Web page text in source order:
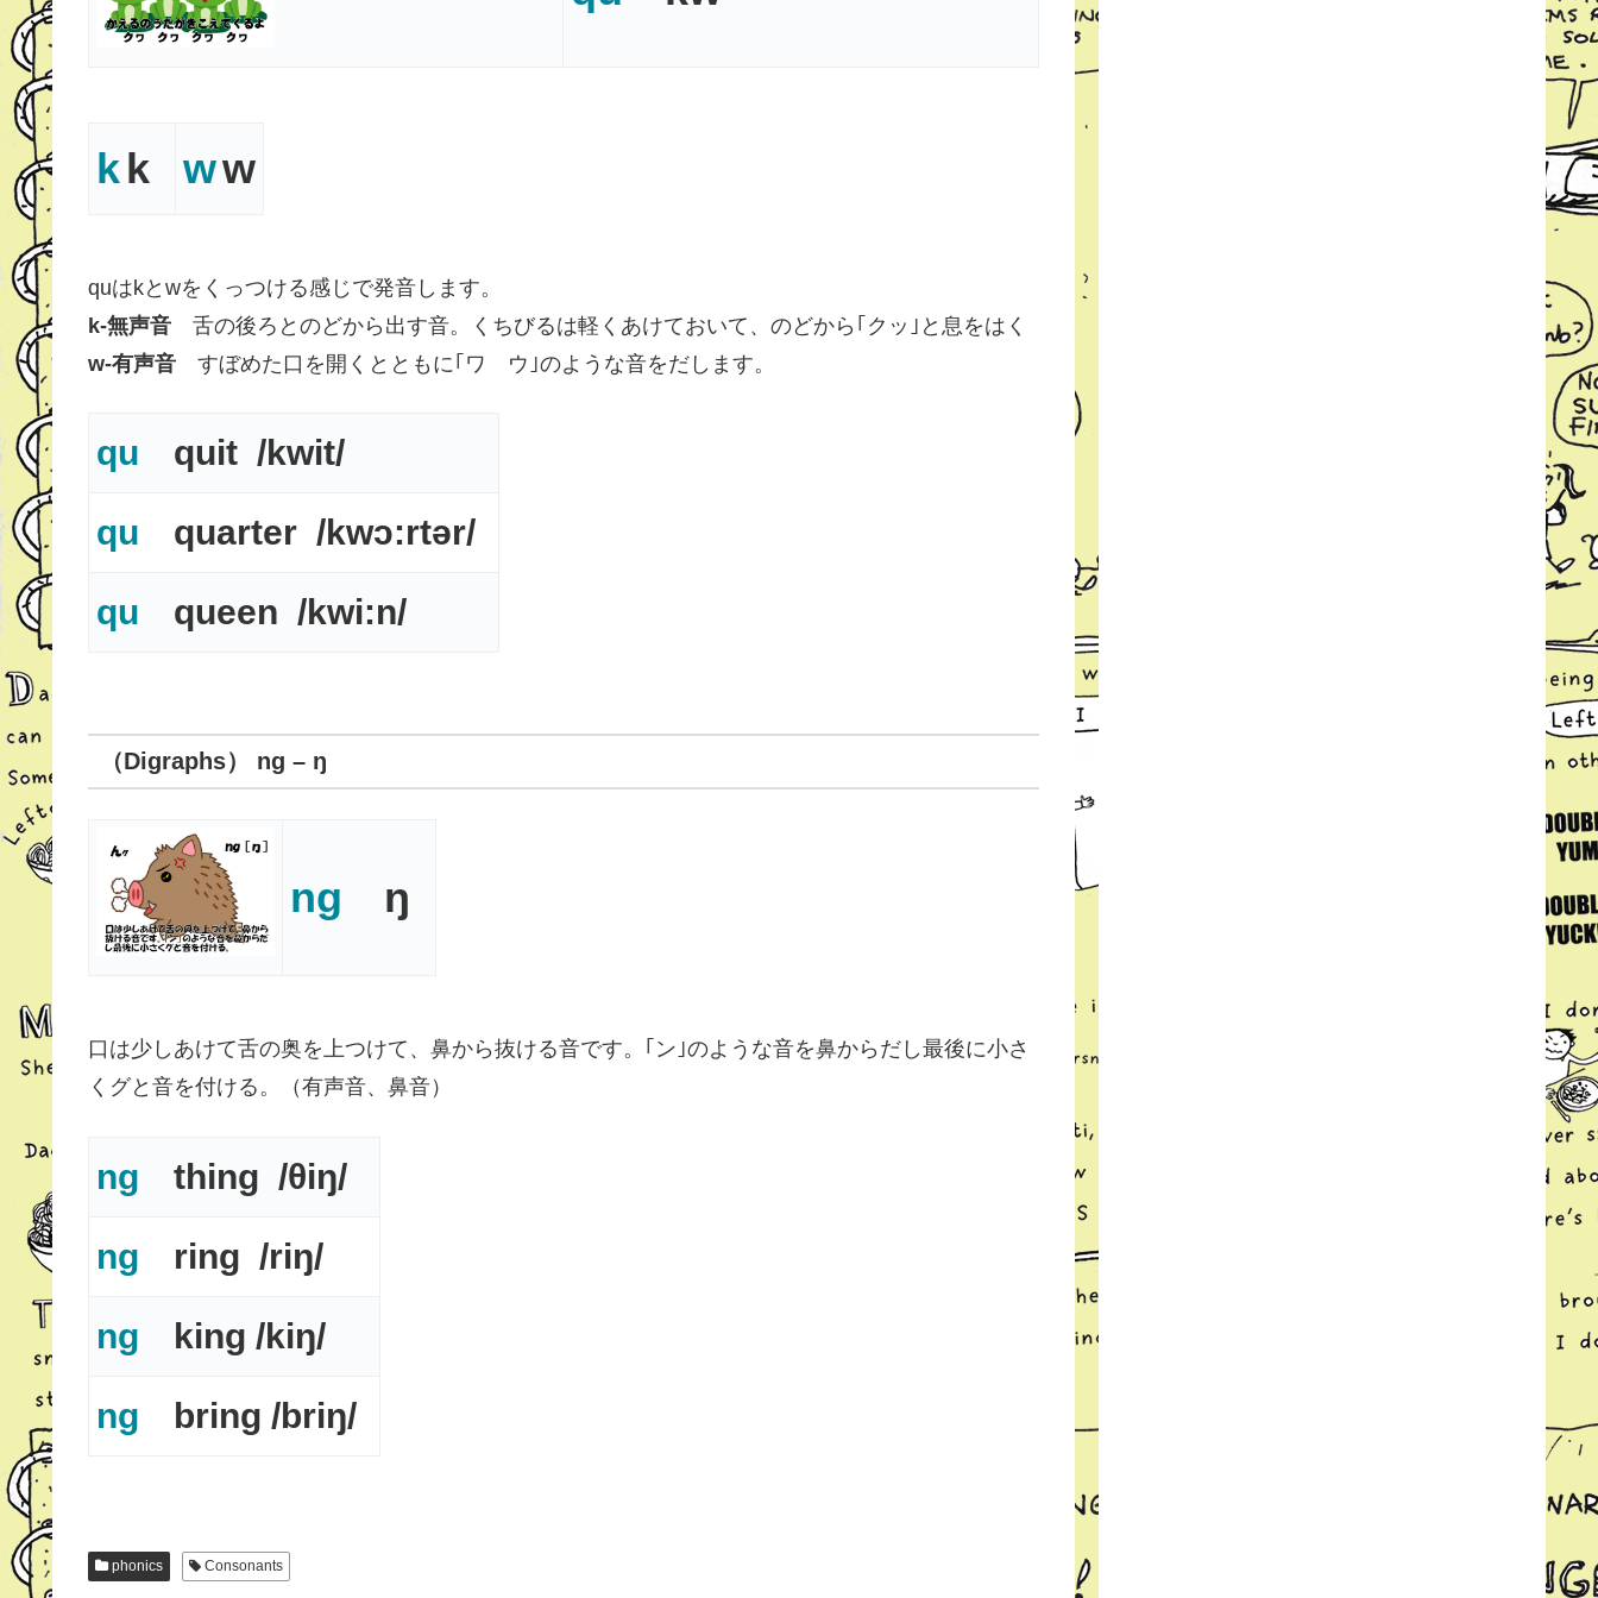
kk ww
quはkとwをくっつける感じで発音します。
k-無声音 舌の後ろとのどから出す音。くちびるは軽くあけておいて、のどから｢クッ｣と息をはく
w-有声音 すぼめた口を開くとともに｢ワ ウ｣のような音をだします。
qu quit /kwit/
qu quarter /kwɔ:rtər/
qu queen /kwi:n/
（Digraphs） ng – ŋ
ng ŋ
口は少しあけて舌の奥を上つけて、鼻から抜ける音です。｢ン｣のような音を鼻からだし最後に小さ
くグと音を付ける。（有声音、鼻音）
ng thing /θiŋ/
ng ring /riŋ/
ng king /kiŋ/
ng bring /briŋ/
phonics Consonants